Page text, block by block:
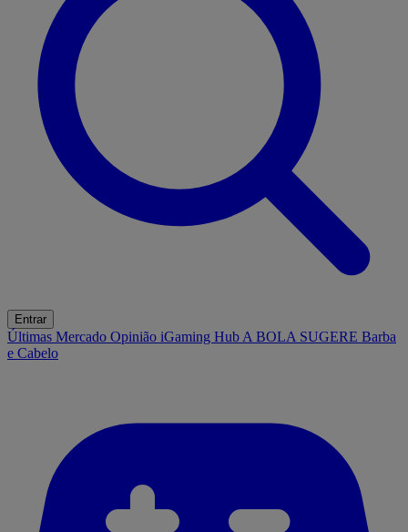
Entrar
Últimas Mercado Opinião iGaming Hub A BOLA SUGERE Barba
e Cabelo